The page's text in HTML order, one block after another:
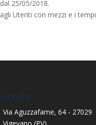
25/05/2018.
Utenti con mezzi e i
Via Aguzzafame, 64 - 27029